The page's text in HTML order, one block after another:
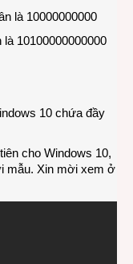
là 10000000000
10100000000000
10 chứa đầy
cho Windows 10,
mẫu. Xin mời xem ở